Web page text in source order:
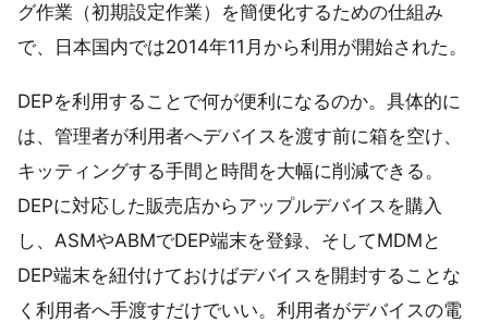
グ作業（初期設定作業）を簡便化するための仕組み
で、日本国内では2014年11月から利用が開始された。
DEPを利用することで何が便利になるのか。具体的に
は、管理者が利用者へデバイスを渡す前に箱を空け、
キッティングする手間と時間を大幅に削減できる。
DEPに対応した販売店からアップルデバイスを購入
し、ASMやABMでDEP端末を登録、そしてMDMと
DEP端末を紐付けておけばデバイスを開封することな
く利用者へ手渡すだけでいい。利用者がデバイスの電